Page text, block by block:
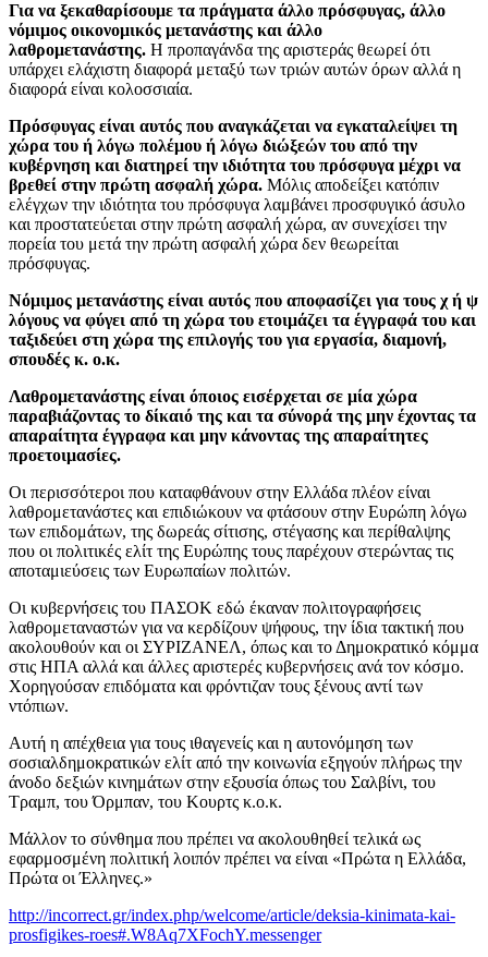
Για να ξεκαθαρίσουμε τα πράγματα άλλο πρόσφυγας, άλλο
νόμιμος οικονομικός μετανάστης και άλλο
λαθρομετανάστης. Η προπαγάνδα της αριστεράς θεωρεί ότι
υπάρχει ελάχιστη διαφορά μεταξύ των τριών αυτών όρων αλλά η
διαφορά είναι κολοσσιαία.
Πρόσφυγας είναι αυτός που αναγκάζεται να εγκαταλείψει τη
χώρα του ή λόγω πολέμου ή λόγω διώξεών του από την
κυβέρνηση και διατηρεί την ιδιότητα του πρόσφυγα μέχρι να
βρεθεί στην πρώτη ασφαλή χώρα. Μόλις αποδείξει κατόπιν
ελέγχων την ιδιότητα του πρόσφυγα λαμβάνει προσφυγικό άσυλο
και προστατεύεται στην πρώτη ασφαλή χώρα, αν συνεχίσει την
πορεία του μετά την πρώτη ασφαλή χώρα δεν θεωρείται
πρόσφυγας.
Νόμιμος μετανάστης είναι αυτός που αποφασίζει για τους χ ή ψ
λόγους να φύγει από τη χώρα του ετοιμάζει τα έγγραφά του και
ταξιδεύει στη χώρα της επιλογής του για εργασία, διαμονή,
σπουδές κ. ο.κ.
Λαθρομετανάστης είναι όποιος εισέρχεται σε μία χώρα
παραβιάζοντας το δίκαιό της και τα σύνορά της μην έχοντας τα
απαραίτητα έγγραφα και μην κάνοντας της απαραίτητες
προετοιμασίες.
Οι περισσότεροι που καταφθάνουν στην Ελλάδα πλέον είναι
λαθρομετανάστες και επιδιώκουν να φτάσουν στην Ευρώπη λόγω
των επιδομάτων, της δωρεάς σίτισης, στέγασης και περίθαλψης
που οι πολιτικές ελίτ της Ευρώπης τους παρέχουν στερώντας τις
αποταμιεύσεις των Ευρωπαίων πολιτών.
Οι κυβερνήσεις του ΠΑΣΟΚ εδώ έκαναν πολιτογραφήσεις
λαθρομεταναστών για να κερδίζουν ψήφους, την ίδια τακτική που
ακολουθούν και οι ΣΥΡΙΖΑΝΕΛ, όπως και το Δημοκρατικό κόμμα
στις ΗΠΑ αλλά και άλλες αριστερές κυβερνήσεις ανά τον κόσμο.
Χορηγούσαν επιδόματα και φρόντιζαν τους ξένους αντί των
ντόπιων.
Αυτή η απέχθεια για τους ιθαγενείς και η αυτονόμηση των
σοσιαλδημοκρατικών ελίτ από την κοινωνία εξηγούν πλήρως την
άνοδο δεξιών κινημάτων στην εξουσία όπως του Σαλβίνι, του
Τραμπ, του Όρμπαν, του Κουρτς κ.ο.κ.
Μάλλον το σύνθημα που πρέπει να ακολουθηθεί τελικά ως
εφαρμοσμένη πολιτική λοιπόν πρέπει να είναι «Πρώτα η Ελλάδα,
Πρώτα οι Έλληνες.»
http://incorrect.gr/index.php/welcome/article/deksia-kinimata-kai-
prosfigikes-roes#.W8Aq7XFochY.messenger